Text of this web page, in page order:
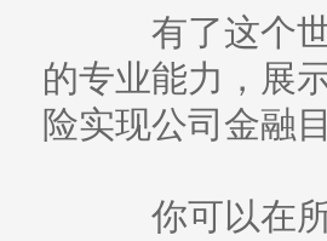
有了这个世
的专业能力，展
险实现公司金融
你可以在所